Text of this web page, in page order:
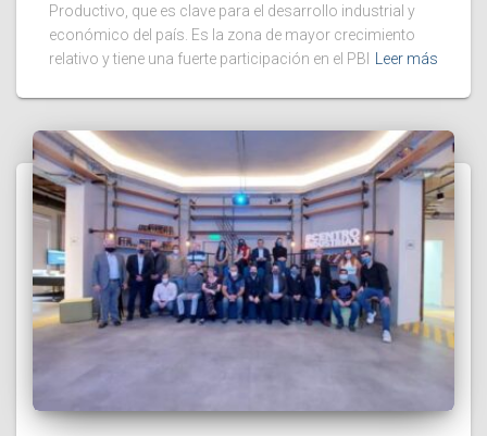
Productivo, que es clave para el desarrollo industrial y
económico del país. Es la zona de mayor crecimiento
relativo y tiene una fuerte participación en el PBI
Leer más